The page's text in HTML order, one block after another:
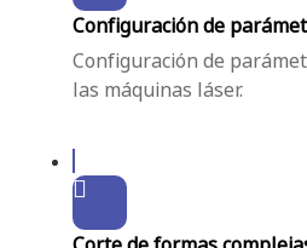
Configuración de
Configuración de
las máquinas láser.